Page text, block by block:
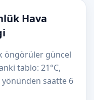
Hava
öngörüler güncel
tablo: 21°C,
yönünden saatte 6